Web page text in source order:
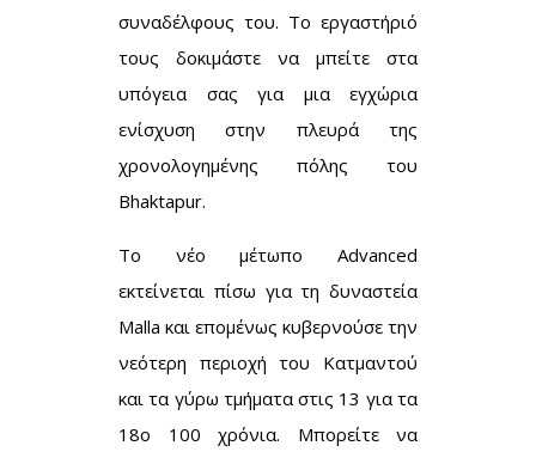
συναδέλφους του. Το εργαστήριό
τους δοκιμάστε να μπείτε στα
υπόγεια σας για μια εγχώρια
ενίσχυση στην πλευρά της
χρονολογημένης πόλης του
Bhaktapur.
Το νέο μέτωπο Advanced
εκτείνεται πίσω για τη δυναστεία
Malla και επομένως κυβερνούσε την
νεότερη περιοχή του Κατμαντού
και τα γύρω τμήματα στις 13 για τα
18ο 100 χρόνια. Μπορείτε να